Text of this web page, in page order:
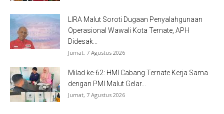
LIRA Malut Soroti Dugaan Penyalahgunaan
Operasional Wawali Kota Ternate, APH
Didesak...
Jumat, 7 Agustus 2026
Milad ke-62: HMI Cabang Ternate Kerja Sama
dengan PMI Malut Gelar...
Jumat, 7 Agustus 2026